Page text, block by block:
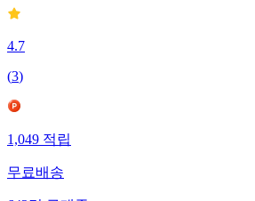
4.7
(3)
1,049 적립
무료배송